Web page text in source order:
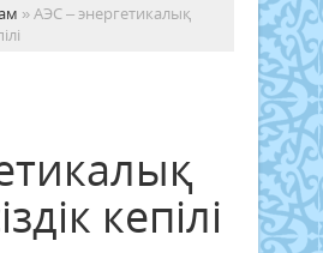
» АЭС – энергетикалық
кепілі